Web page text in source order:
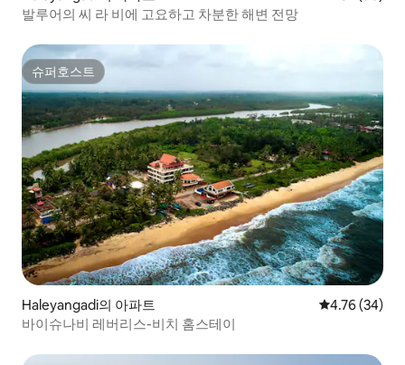
발루어의 씨 라 비에 고요하고 차분한 해변 전망
슈퍼호스트
슈퍼호스트
Haleyangadi의 아파트 평점 4.76점(5
4.76 (34)
바이슈나비 레버리스-비치 홈스테이